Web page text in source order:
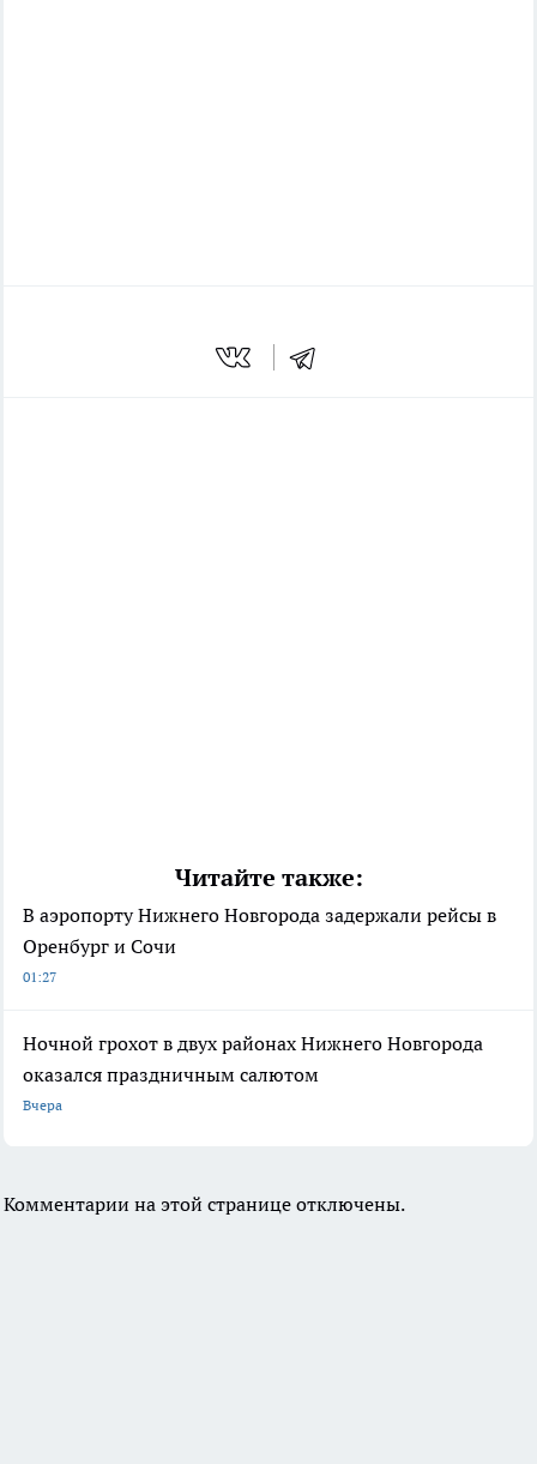
Читайте также:
В аэропорту Нижнего Новгорода задержали рейсы в
Оренбург и Сочи
01:27
Ночной грохот в двух районах Нижнего Новгорода
оказался праздничным салютом
Вчера
Комментарии на этой странице отключены.